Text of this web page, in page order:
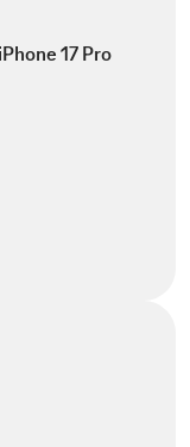
17 Pro